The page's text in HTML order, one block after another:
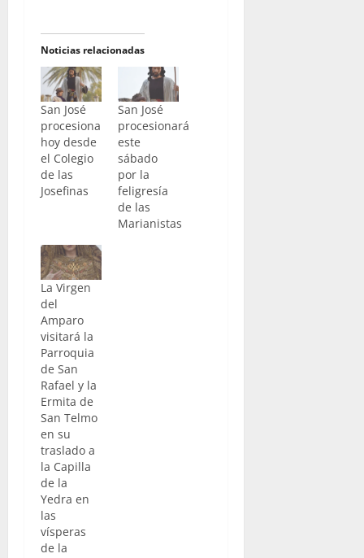
Noticias relacionadas
San José
procesiona
hoy desde
el Colegio
de las
Josefinas
San José
procesionará
este
sábado
por la
feligresía
de las
Marianistas
La Virgen
del
Amparo
visitará la
Parroquia
de San
Rafael y la
Ermita de
San Telmo
en su
traslado a
la Capilla
de la
Yedra en
las
vísperas
de la